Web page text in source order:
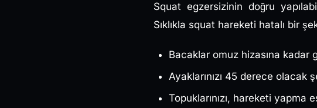
Squat egzersizinin doğru
Sıklıkla squat hareketi hatalı bir
Bacaklar omuz hizasına kadar
Ayaklarınızı 45 derece olacak
Topuklarınızı, hareketi yapma